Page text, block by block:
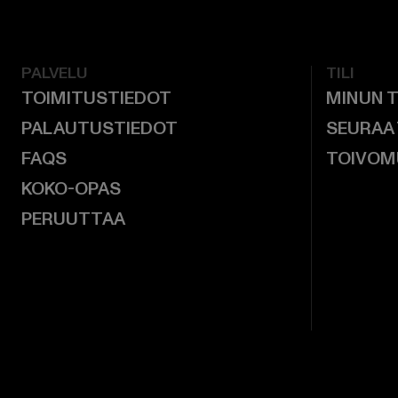
PALVELU
TOIMITUSTIEDOT
PALAUTUSTIEDOT
FAQS
KOKO-OPAS
PERUUTTAA
TILI
MINUN